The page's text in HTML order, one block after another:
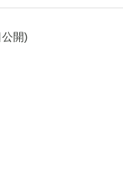
公開)